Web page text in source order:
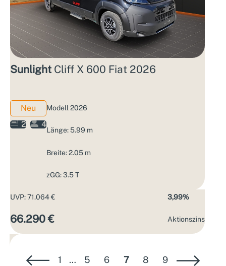
Sunlight Cliff X 600 Fiat 2026
Neu
2
4
Modell 2026
Länge: 5.99 m
Breite: 2.05 m
zGG: 3.5 T
UVP: 71.064 €
66.290 €
3,99%
Aktions­zins
1 … 5 6 7 8 9